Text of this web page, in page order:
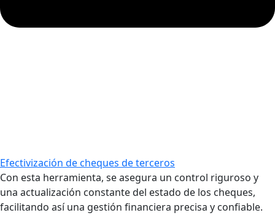
Efectivización de cheques de terceros
Con esta herramienta, se asegura un control riguroso y
una actualización constante del estado de los cheques,
facilitando así una gestión financiera precisa y confiable.